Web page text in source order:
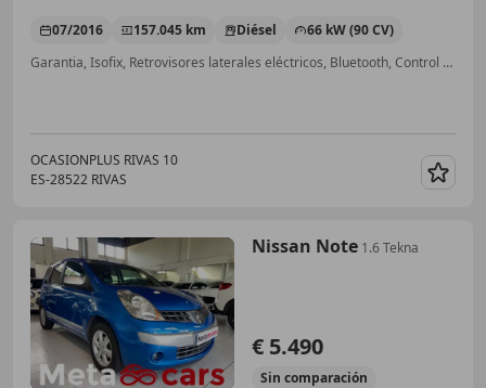
07/2016 157.045 km Diésel
66 kW (90 CV)
Garantia, Isofix, Retrovisores laterales eléctricos, Bluetooth, Control de velocidad, Airbags laterales, Aire Acondicionado, Start/Stop automático
OCASIONPLUS RIVAS 10
ES-28522 RIVAS
Nissan Note 1.6 Tekna
€ 5.490
Sin comparación